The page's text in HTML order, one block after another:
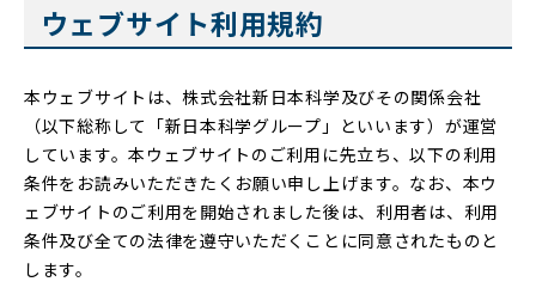
ウェブサイト利用規約
本ウェブサイトは、株式会社新日本科学及びその関係会社
（以下総称して「新日本科学グループ」といいます）が運営
しています。本ウェブサイトのご利用に先立ち、以下の利用
条件をお読みいただきたくお願い申し上げます。なお、本ウ
ェブサイトのご利用を開始されました後は、利用者は、利用
条件及び全ての法律を遵守いただくことに同意されたものと
します。